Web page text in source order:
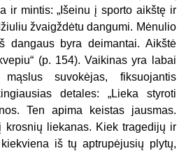
ir mintis: „Išeinu į sporto aikštę ir
žvaigždėtu dangumi. Mėnulio
dangaus byra deimantai. Aikštė
(p. 154). Vaikinas yra labai
suvokėjas, fiksuojantis
detales: „Lieka styroti
Ten apima keistas jausmas.
liekanas. Kiek tragedijų ir
iš tų aptrupėjusių plytų,